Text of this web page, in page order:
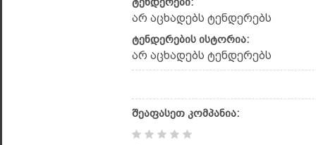
არ აცხადებს ტენდერებს
ტენდერების ისტორია:
არ აცხადებს ტენდერებს
შეაფასეთ კომპანია: